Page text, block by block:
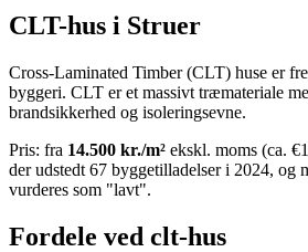
CLT-hus i Struer
Cross-Laminated Timber (CLT) huse er
byggeri. CLT er et massivt træmateriale
brandsikkerhed og isoleringsevne.
Pris: fra 14.500 kr./m² ekskl. moms (ca.
der udstedt 67 byggetilladelser i 2024, og
vurderes som "lavt".
Fordele ved clt-hus